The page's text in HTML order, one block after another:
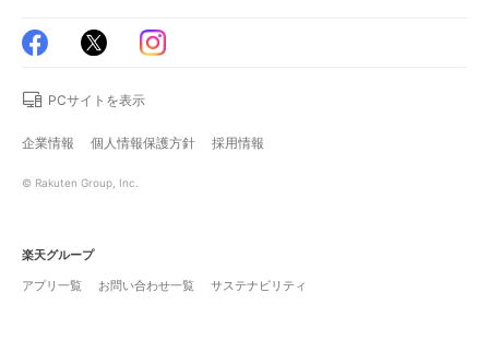
PCサイトを表示
企業情報 個人情報保護方針 採用情報
© Rakuten Group, Inc.
楽天グループ
アプリ一覧
お問い合わせ一覧 サステナビリティ